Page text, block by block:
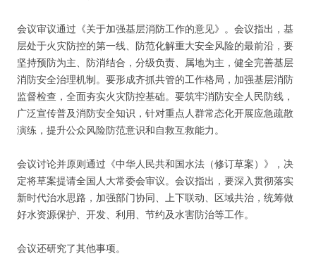
会议审议通过《关于加强基层消防工作的意见》。会议指出，基
层处于火灾防控的第一线、防范化解重大安全风险的最前沿，要
坚持预防为主、防消结合，分级负责、属地为主，健全完善基层
消防安全治理机制。要形成齐抓共管的工作格局，加强基层消防
监督检查，全面夯实火灾防控基础。要筑牢消防安全人民防线，
广泛宣传普及消防安全知识，针对重点人群常态化开展应急疏散
演练，提升公众风险防范意识和自救互救能力。
会议讨论并原则通过《中华人民共和国水法（修订草案）》，决
定将草案提请全国人大常委会审议。会议指出，要深入贯彻落实
新时代治水思路，加强部门协同、上下联动、区域共治，统筹做
好水资源保护、开发、利用、节约及水害防治等工作。
会议还研究了其他事项。